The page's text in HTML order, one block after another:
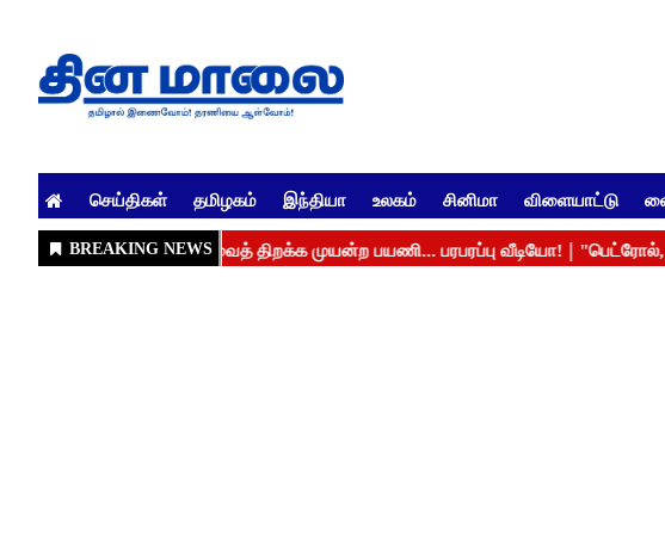
செய்திகள் தமிழகம் இந்தியா உலகம் சினிமா விளையாட்டு